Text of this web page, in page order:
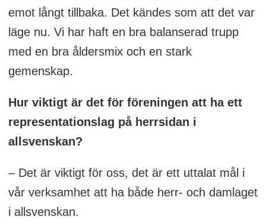
emot långt tillbaka. Det kändes som att det var
läge nu. Vi har haft en bra balanserad trupp
med en bra åldersmix och en stark
gemenskap.
Hur viktigt är det för föreningen att ha ett
representationslag på herrsidan i
allsvenskan?
– Det är viktigt för oss, det är ett uttalat mål i
vår verksamhet att ha både herr- och damlaget
i allsvenskan.